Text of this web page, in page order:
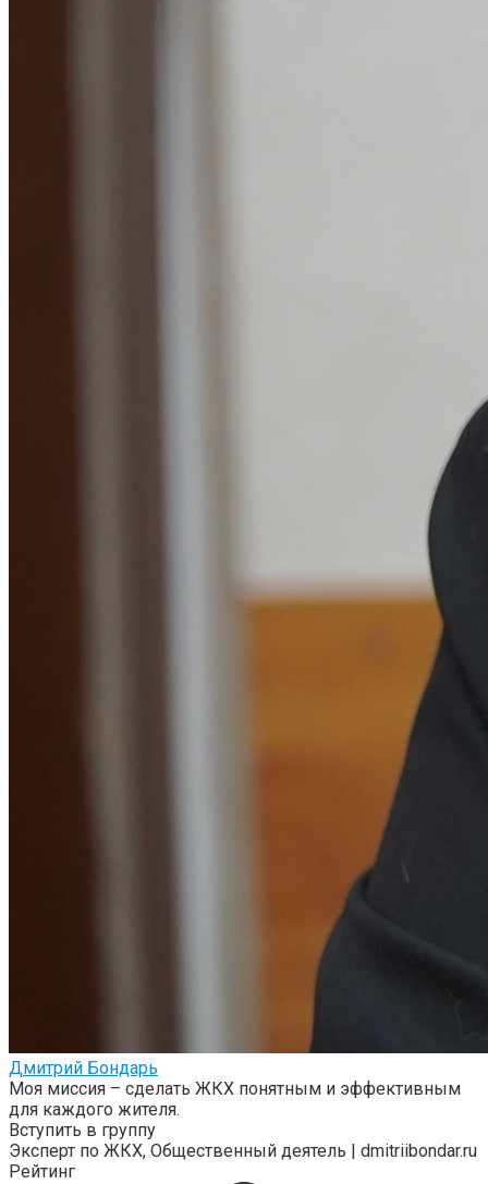
Дмитрий Бондарь
Моя миссия – сделать ЖКХ понятным и эффективным
для каждого жителя.
Вступить в группу
Эксперт по ЖКХ, Общественный деятель | dmitriibondar.ru
Рейтинг